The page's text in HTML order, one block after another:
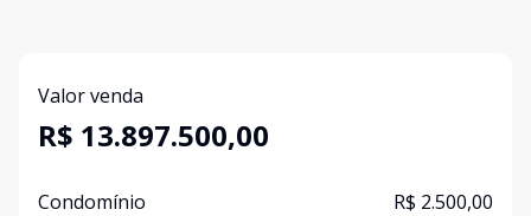
Valor venda
R$ 13.897.500,00
Condomínio R$ 2.500,00